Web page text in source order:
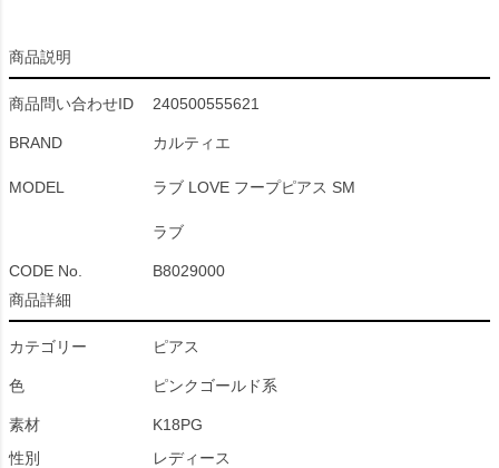
商品説明
商品問い合わせID 240500555621
BRAND カルティエ
MODEL ラブ LOVE フープピアス SM
ラブ
CODE No.
B8029000
商品詳細
カテゴリー ピアス
色 ピンクゴールド系
素材
K18PG
性別
レディース